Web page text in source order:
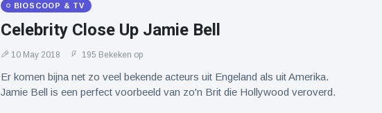
BIOSCOOP & TV
Celebrity Close Up Jamie Bell
10 May 2018 195 Bekeken op
Er komen bijna net zo veel bekende acteurs uit Engeland als uit Amerika.
Jamie Bell is een perfect voorbeeld van zo'n Brit die Hollywood veroverd.